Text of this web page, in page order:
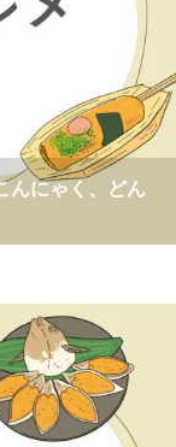
んにゃく、どん